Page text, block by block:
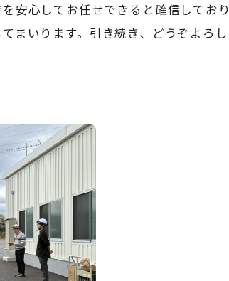
安心してお任せできると確信してお
まいります。引き続き、どうぞよろし